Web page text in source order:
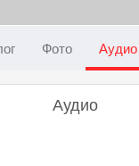
Фото Аудио
Аудио